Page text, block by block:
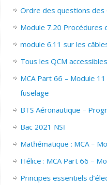
Ordre des questions des
Module 7.20 Procédures
module 6.11 sur les
Tous les QCM
MCA Part 66 – Module
fuselage
BTS Aéronautique –
Bac 2021 NSI
Mathématique : MCA –
Hélice : MCA Part 66 –
Principes essentiels